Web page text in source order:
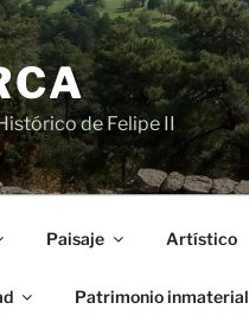
de Felipe II
Paisaje Artístico
Patrimonio inmaterial